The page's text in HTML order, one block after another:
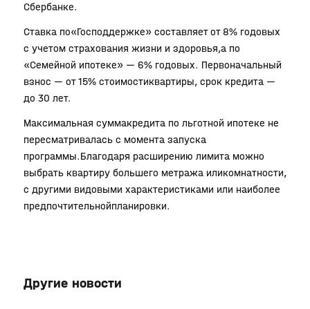
Сбербанке.
Ставка по«Господдержке» составляет от 8% годовых
с учетом страхования жизни и здоровья,а по
«Семейной ипотеке» — 6% годовых. Первоначальный
взнос — от 15% стоимостиквартиры, срок кредита —
до 30 лет.
Максимальная суммакредита по льготной ипотеке не
пересматривалась с момента запуска
программы.Благодаря расширению лимита можно
выбрать квартиру большего метража иликомнатности,
с другими видовыми характеристиками или наиболее
предпочтительнойпланировки.
Другие новости